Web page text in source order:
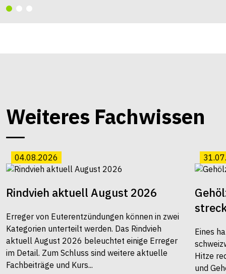
Weiteres Fachwissen
04.08.2026
Rindvieh aktuell August 2026
Erreger von Euterentzündungen können in zwei
Kategorien unterteilt werden. Das Rindvieh
aktuell August 2026 beleuchtet einige Erreger
im Detail. Zum Schluss sind weitere aktuelle
Fachbeiträge und Kurs...
Eines
Hitze
und